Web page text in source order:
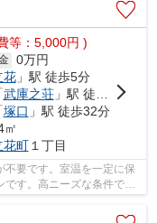
等：5,000円 )
0万円
花」駅 徒歩5分
武庫之荘」駅 徒歩25分
塚口 」駅 徒歩32分
㎡
花町１丁目
要です。室温を一定に保
す。高ニーズな条件であ